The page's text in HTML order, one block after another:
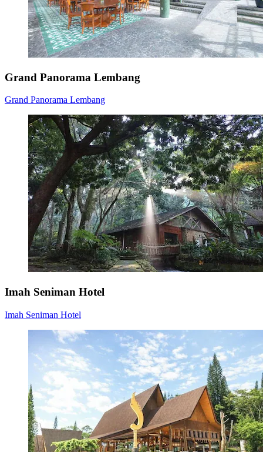
Grand Panorama Lembang
Grand Panorama Lembang
Imah Seniman Hotel
Imah Seniman Hotel